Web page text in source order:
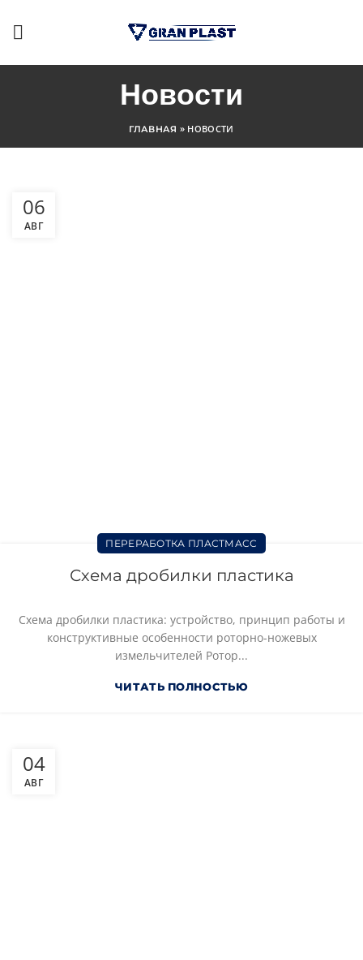
Новости
ГЛАВНАЯ » НОВОСТИ
06
АВГ
ПЕРЕРАБОТКА ПЛАСТМАСС
Схема дробилки пластика
Схема дробилки пластика: устройство, принцип работы и
конструктивные особенности роторно-ножевых
измельчителей Ротор...
ЧИТАТЬ ПОЛНОСТЬЮ
04
АВГ